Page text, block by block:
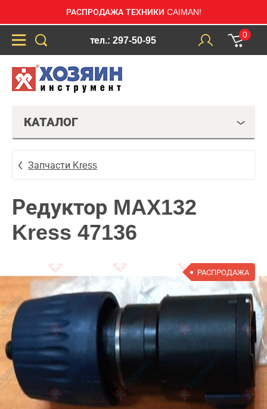
РАСПРОДАЖА ТЕХНИКИ CAIMAN!
тел.: 297-50-95
0
КАТАЛОГ
Запчасти Kress
Редуктор MAX132
Kress 47136
РАСПРОДАЖА